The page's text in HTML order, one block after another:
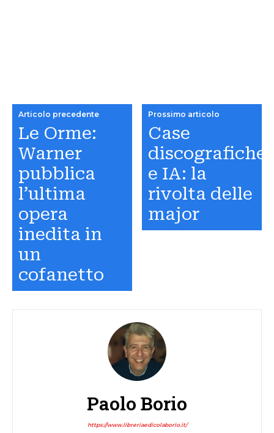
Articolo precedente
Le Orme:
Warner
pubblica
l’ultima
opera
inedita in
un
cofanetto
Prossimo articolo
Case
discografiche
e IA: la
rivolta delle
major
Paolo Borio
https://www.libreriaedicolaborio.it/